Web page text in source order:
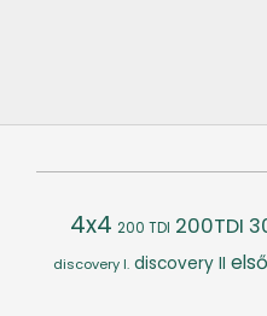
4x4 200 TDI 200TDI
discovery I. discovery II első